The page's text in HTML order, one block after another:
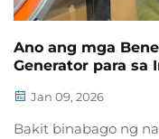
Ano ang mga
Generator para sa
Jan 09, 2026
Bakit binabago ng